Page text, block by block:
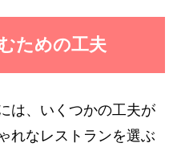
ための工夫
は、いくつかの工夫が
れなレストランを選ぶ